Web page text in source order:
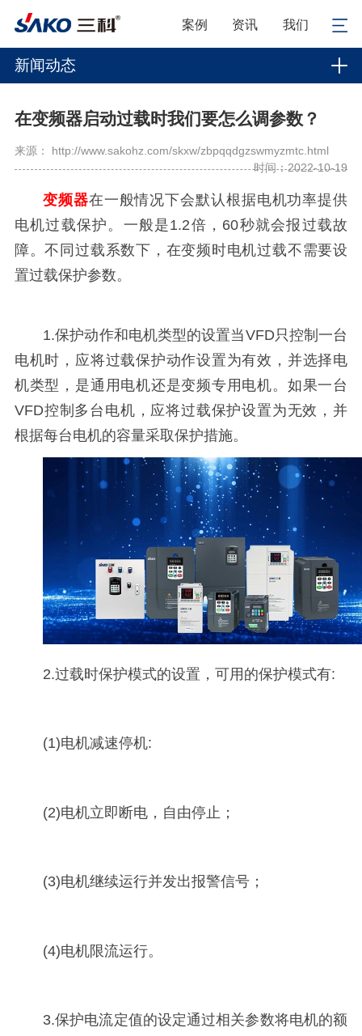
案例 资讯 我们
新闻动态
在变频器启动过载时我们要怎么调参数？
来源： http://www.sakohz.com/skxw/zbpqqdgzswmyzmtc.html
时间：2022-10-19
变频器在一般情况下会默认根据电机功率提供
电机过载保护。一般是1.2倍，60秒就会报过载故
障。不同过载系数下，在变频时电机过载不需要设
置过载保护参数。
1.保护动作和电机类型的设置当VFD只控制一台
电机时，应将过载保护动作设置为有效，并选择电
机类型，是通用电机还是变频专用电机。如果一台
VFD控制多台电机，应将过载保护设置为无效，并
根据每台电机的容量采取保护措施。
2.过载时保护模式的设置，可用的保护模式有:
(1)电机减速停机:
(2)电机立即断电，自由停止；
(3)电机继续运行并发出报警信号；
(4)电机限流运行。
3.保护电流定值的设定通过相关参数将电机的额